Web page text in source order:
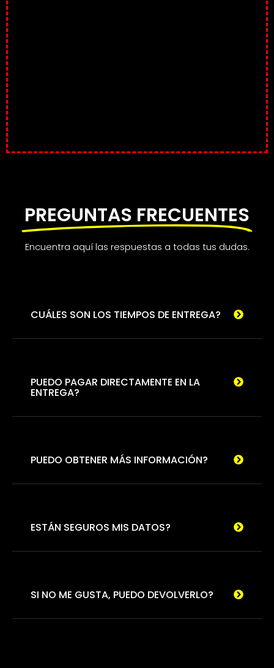
PREGUNTAS FRECUENTES
Encuentra aquí las respuestas a todas tus dudas.
CUÁLES SON LOS TIEMPOS DE ENTREGA?
PUEDO PAGAR DIRECTAMENTE EN LA
ENTREGA?
PUEDO OBTENER MÁS INFORMACIÓN?
ESTÁN SEGUROS MIS DATOS?
SI NO ME GUSTA, PUEDO DEVOLVERLO?